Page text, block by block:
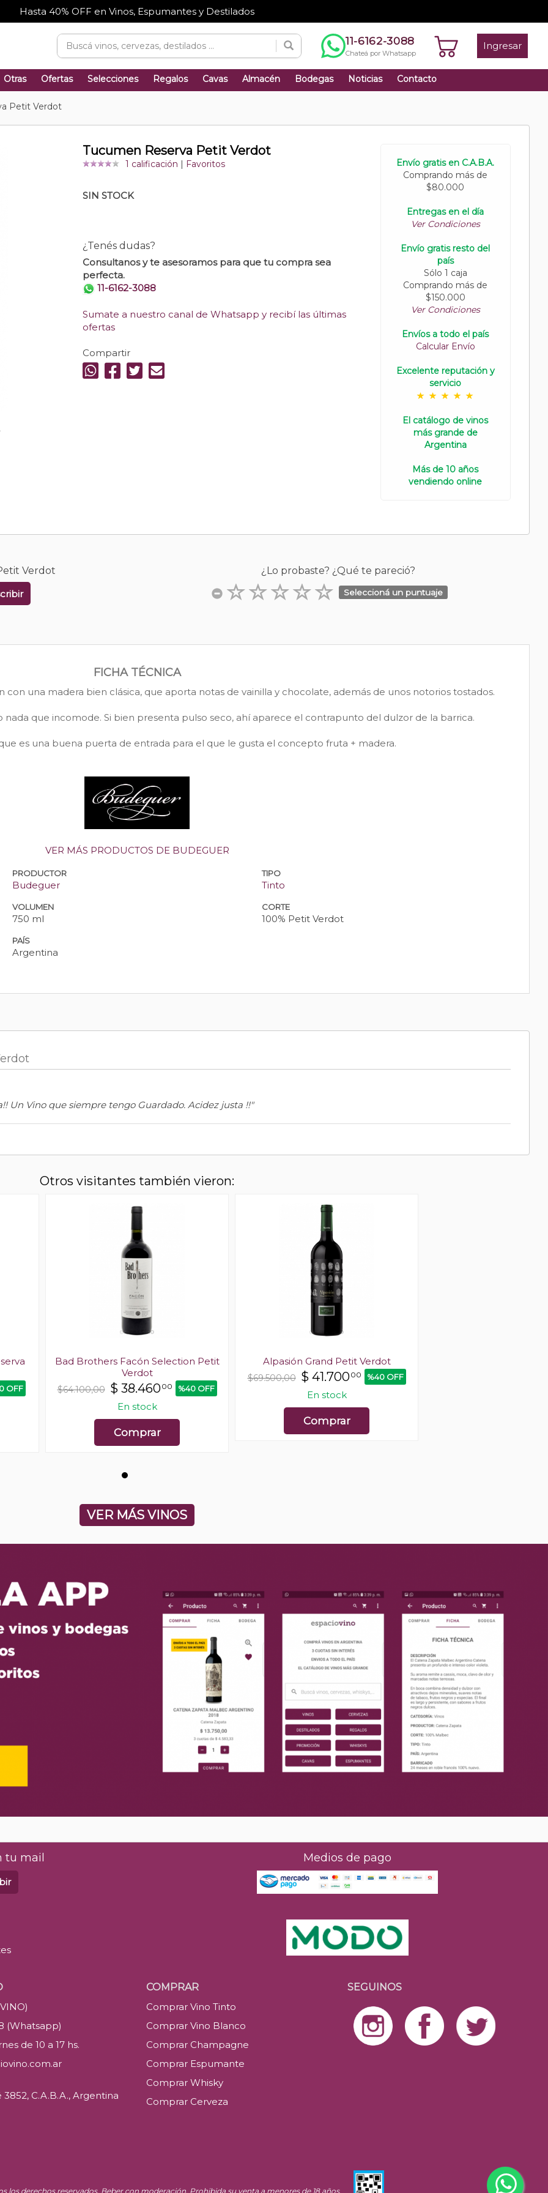
Hasta 40% OFF en Vinos, Espumantes y Destilados
11-6162-3088
Chateá por Whatsapp
Ingresar
Otras Ofertas Selecciones Regalos Cavas Almacén Bodegas Noticias Contacto
Petit Verdot
Tucumen Reserva Petit Verdot
1 calificación Favoritos
SIN STOCK
¿Tenés dudas?
Consultanos y te asesoramos para que tu compra sea
perfecta.
11-6162-3088
Sumate a nuestro canal de Whatsapp y recibí las últimas
ofertas
Compartir
Envío gratis en C.A.B.A.
Comprando más de
$80.000
Entregas en el día
Ver Condiciones
Envío gratis resto del
país
Sólo 1 caja
Comprando más de
$150.000
Ver Condiciones
Envíos a todo el país
Calcular Envío
Excelente reputación y
servicio
El catálogo de vinos
más grande de
Argentina
Más de 10 años
vendiendo online
Verdot
¿Lo probaste? ¿Qué te pareció?
Seleccioná un puntuaje
FICHA TÉCNICA
con una madera bien clásica, que aporta notas de vainilla y chocolate, además de unos notorios tostados.
que incomode. Si bien presenta pulso seco, ahí aparece el contrapunto del dulzor de la barrica.
es una buena puerta de entrada para el que le gusta el concepto fruta + madera.
VER MÁS PRODUCTOS DE BUDEGUER
PRODUCTOR
Budeguer
TIPO
Tinto
VOLUMEN
750 ml
CORTE
100% Petit Verdot
PAÍS
Argentina
Un Vino que siempre tengo Guardado. Acidez justa !!"
Otros visitantes también vieron:
OFF
Bad Brothers Facón Selection Petit
Verdot
$64.100,00 $ 38.46000 %40 OFF
En stock
Comprar
Alpasión Grand Petit Verdot
$69.500,00 $ 41.70000 %40 OFF
En stock
Comprar
VER MÁS VINOS
tu mail Medios de pago
(Whatsapp)
de 10 a 17 hs.
C.A.B.A., Argentina
COMPRAR
Comprar Vino Tinto
Comprar Vino Blanco
Comprar Champagne
Comprar Espumante
Comprar Whisky
Comprar Cerveza
SEGUINOS
los derechos reservados. Beber con moderación. Prohibida su venta a menores de 18 años.